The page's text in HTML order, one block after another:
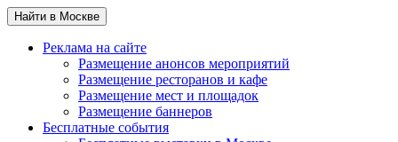
Найти в Москве
Реклама на сайте
Размещение анонсов мероприятий
Размещение ресторанов и кафе
Размещение мест и площадок
Размещение баннеров
Бесплатные события